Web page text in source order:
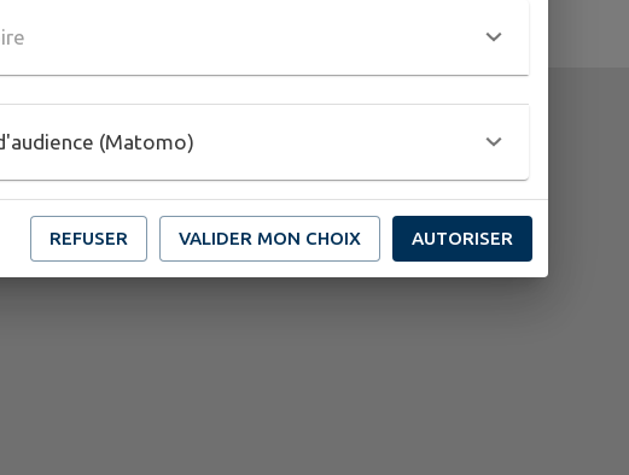
(Matomo)
REFUSER VALIDER MON CHOIX AUTORISER